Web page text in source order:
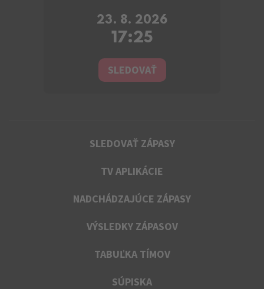
23. 8. 2026
17:25
SLEDOVAŤ
SLEDOVAŤ ZÁPASY
TV APLIKÁCIE
NADCHÁDZAJÚCE ZÁPASY
VÝSLEDKY ZÁPASOV
TABUĽKA TÍMOV
SÚPISKA